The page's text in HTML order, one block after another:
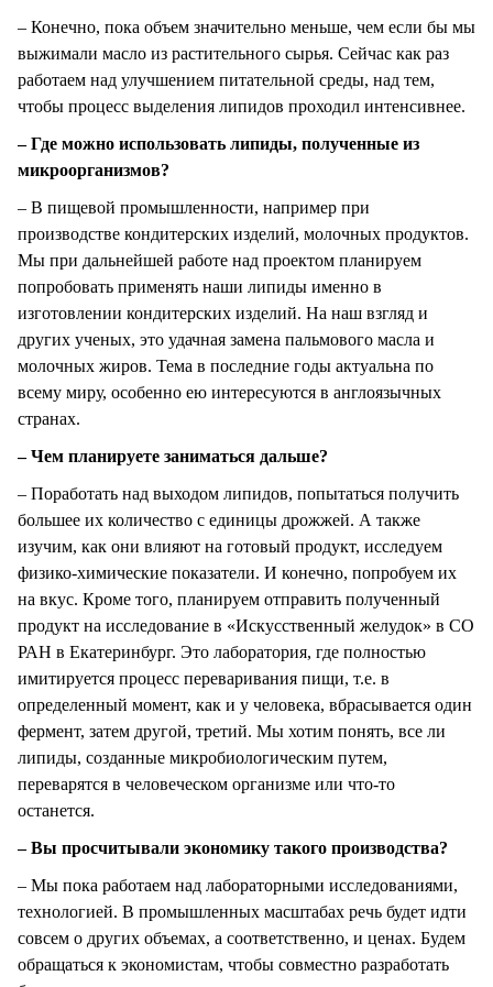
– Конечно, пока объем значительно меньше, чем если бы мы
выжимали масло из растительного сырья. Сейчас как раз
работаем над улучшением питательной среды, над тем,
чтобы процесс выделения липидов проходил интенсивнее.
– Где можно использовать липиды, полученные из
микроорганизмов?
– В пищевой промышленности, например при
производстве кондитерских изделий, молочных продуктов.
Мы при дальнейшей работе над проектом планируем
попробовать применять наши липиды именно в
изготовлении кондитерских изделий. На наш взгляд и
других ученых, это удачная замена пальмового масла и
молочных жиров. Тема в последние годы актуальна по
всему миру, особенно ею интересуются в англоязычных
странах.
– Чем планируете заниматься дальше?
– Поработать над выходом липидов, попытаться получить
большее их количество с единицы дрожжей. А также
изучим, как они влияют на готовый продукт, исследуем
физико-химические показатели. И конечно, попробуем их
на вкус. Кроме того, планируем отправить полученный
продукт на исследование в «Искусственный желудок» в СО
РАН в Екатеринбург. Это лаборатория, где полностью
имитируется процесс переваривания пищи, т.е. в
определенный момент, как и у человека, вбрасывается один
фермент, затем другой, третий. Мы хотим понять, все ли
липиды, созданные микробиологическим путем,
переварятся в человеческом организме или что-то
останется.
– Вы просчитывали экономику такого производства?
– Мы пока работаем над лабораторными исследованиями,
технологией. В промышленных масштабах речь будет идти
совсем о других объемах, а соответственно, и ценах. Будем
обращаться к экономистам, чтобы совместно разработать